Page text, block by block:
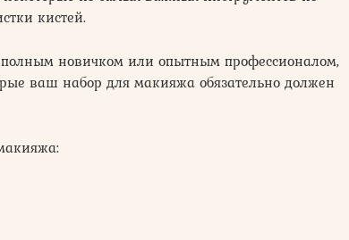
кистей.
полным новичком или опытным профессионалом,
ваш набор для макияжа обязательно должен